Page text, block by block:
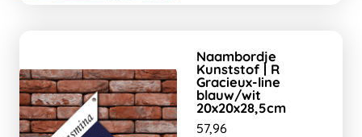
Naambordje
Kunststof | R
Gracieux-line
blauw/wit
20x20x28,5cm
57,96